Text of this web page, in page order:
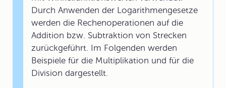
Durch Anwenden der Logarithmengesetze
werden die Rechenoperationen auf die
Addition bzw. Subtraktion von Strecken
zurückgeführt. Im Folgenden werden
Beispiele für die Multiplikation und für die
Division dargestellt.